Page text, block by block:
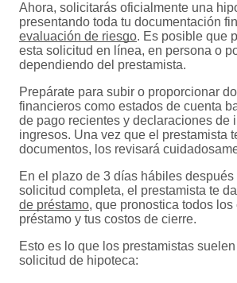
Ahora, solicitarás oficialmente una
presentando toda tu documentación
evaluación de riesgo. Es posible que
esta solicitud en línea, en persona o
dependiendo del prestamista.
Prepárate para subir o proporcionar
financieros como estados de cuenta
de pago recientes y declaraciones de
ingresos. Una vez que el prestamista
documentos, los revisará
En el plazo de 3 días hábiles después
solicitud completa, el prestamista te
de préstamo, que pronostica todos los
préstamo y tus costos de cierre.
Esto es lo que los prestamistas
solicitud de hipoteca: